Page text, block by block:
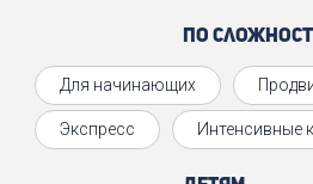
По
Для начинающих
Экспресс Интенсивные